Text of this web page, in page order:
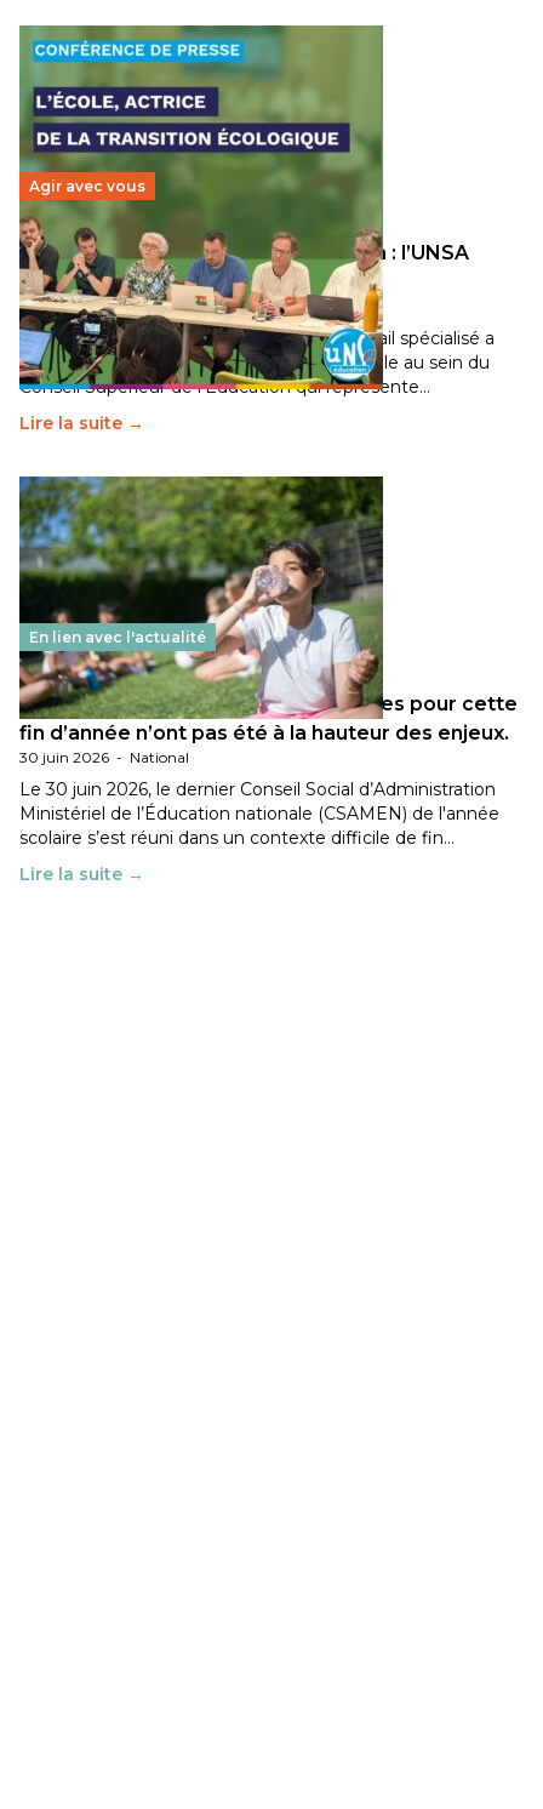
Agir avec vous
Transition écologique de l’éducation : l’UNSA
Éducation fait bouger les lignes
30 juin 2026-National
Pendant plusieurs mois, un groupe de travail spécialisé a
travaillé sur la transition écologique de l’Ecole au sein du
Conseil Supérieur de l’Éducation qui représente…
Lire la suite →
En lien avec l'actualité
Les décisions ministérielles attendues pour cette
fin d’année n’ont pas été à la hauteur des enjeux.
30 juin 2026 - National
Le 30 juin 2026, le dernier Conseil Social d’Administration
Ministériel de l’Éducation nationale (CSAMEN) de l'année
scolaire s’est réuni dans un contexte difficile de fin…
Lire la suite →